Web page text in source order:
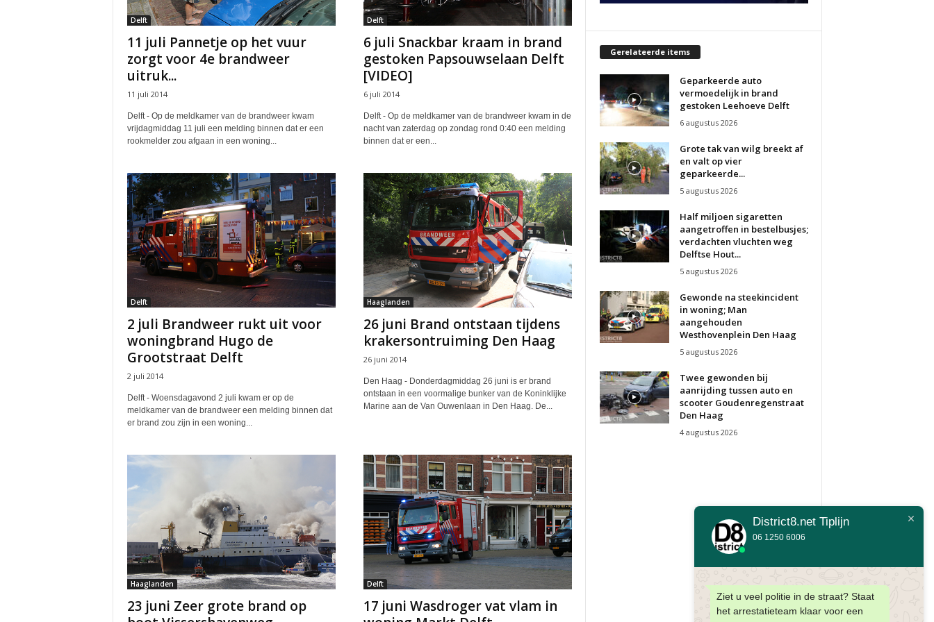
Delft
11 juli Pannetje op het vuur
zorgt voor 4e brandweer
uitruk...
11 juli 2014
Delft - Op de meldkamer van de brandweer kwam
vrijdagmiddag 11 juli een melding binnen dat er een
rookmelder zou afgaan in een woning...
Delft
6 juli Snackbar kraam in brand
gestoken Papsouwselaan Delft
[VIDEO]
6 juli 2014
Delft - Op de meldkamer van de brandweer kwam in de
nacht van zaterdag op zondag rond 0:40 een melding
binnen dat er een...
Delft
2 juli Brandweer rukt uit voor
woningbrand Hugo de
Grootstraat Delft
2 juli 2014
Delft - Woensdagavond 2 juli kwam er op de
meldkamer van de brandweer een melding binnen dat
er brand zou zijn in een woning...
Haaglanden
26 juni Brand ontstaan tijdens
krakersontruiming Den Haag
26 juni 2014
Den Haag - Donderdagmiddag 26 juni is er brand
ontstaan in een voormalige bunker van de Koninklijke
Marine aan de Van Ouwenlaan in Den Haag. De...
Haaglanden
23 juni Zeer grote brand op
Delft
17 juni Wasdroger vat vlam in
Gerelateerde items
Geparkeerde auto
vermoedelijk in brand
gestoken Leehoeve Delft
6 augustus 2026
Grote tak van wilg breekt af
en valt op vier
geparkeerde...
5 augustus 2026
Half miljoen sigaretten
aangetroffen in bestelbusjes;
verdachten vluchten weg
Delftse Hout...
5 augustus 2026
Gewonde na steekincident
in woning; Man
aangehouden
Westhovenplein Den Haag
5 augustus 2026
Twee gewonden bij
aanrijding tussen auto en
scooter Goudenregenstraat
Den Haag
4 augustus 2026
District8.net Tiplijn
06 1250 6006
Ziet u veel politie in de straat? Staat
het arrestatieteam klaar voor een